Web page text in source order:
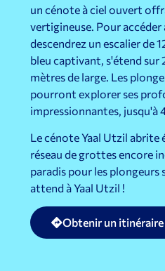
un cénote à ciel ouvert
vertigineuse. Pour accéder
descendrez un escalier de
bleu captivant, s'étend sur
mètres de large. Les
pourront explorer ses
impressionnantes, jusqu'à
Le cénote Yaal Utzil abrite
réseau de grottes encore
paradis pour les plongeurs
attend à Yaal Utzil !
Obtenir un itinéraire